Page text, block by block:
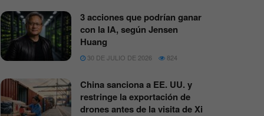
3 acciones que podrían ganar
con la IA, según Jensen
Huang
30 DE JULIO DE 2026 824
China sanciona a EE. UU. y
restringe la exportación de
drones antes de la visita de Xi